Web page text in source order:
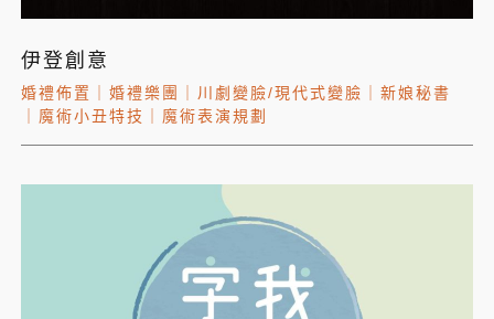
伊登創意
婚禮佈置 婚禮樂團 川劇變臉/現代式變臉
新娘秘書
魔術小丑特技 魔術表演規劃